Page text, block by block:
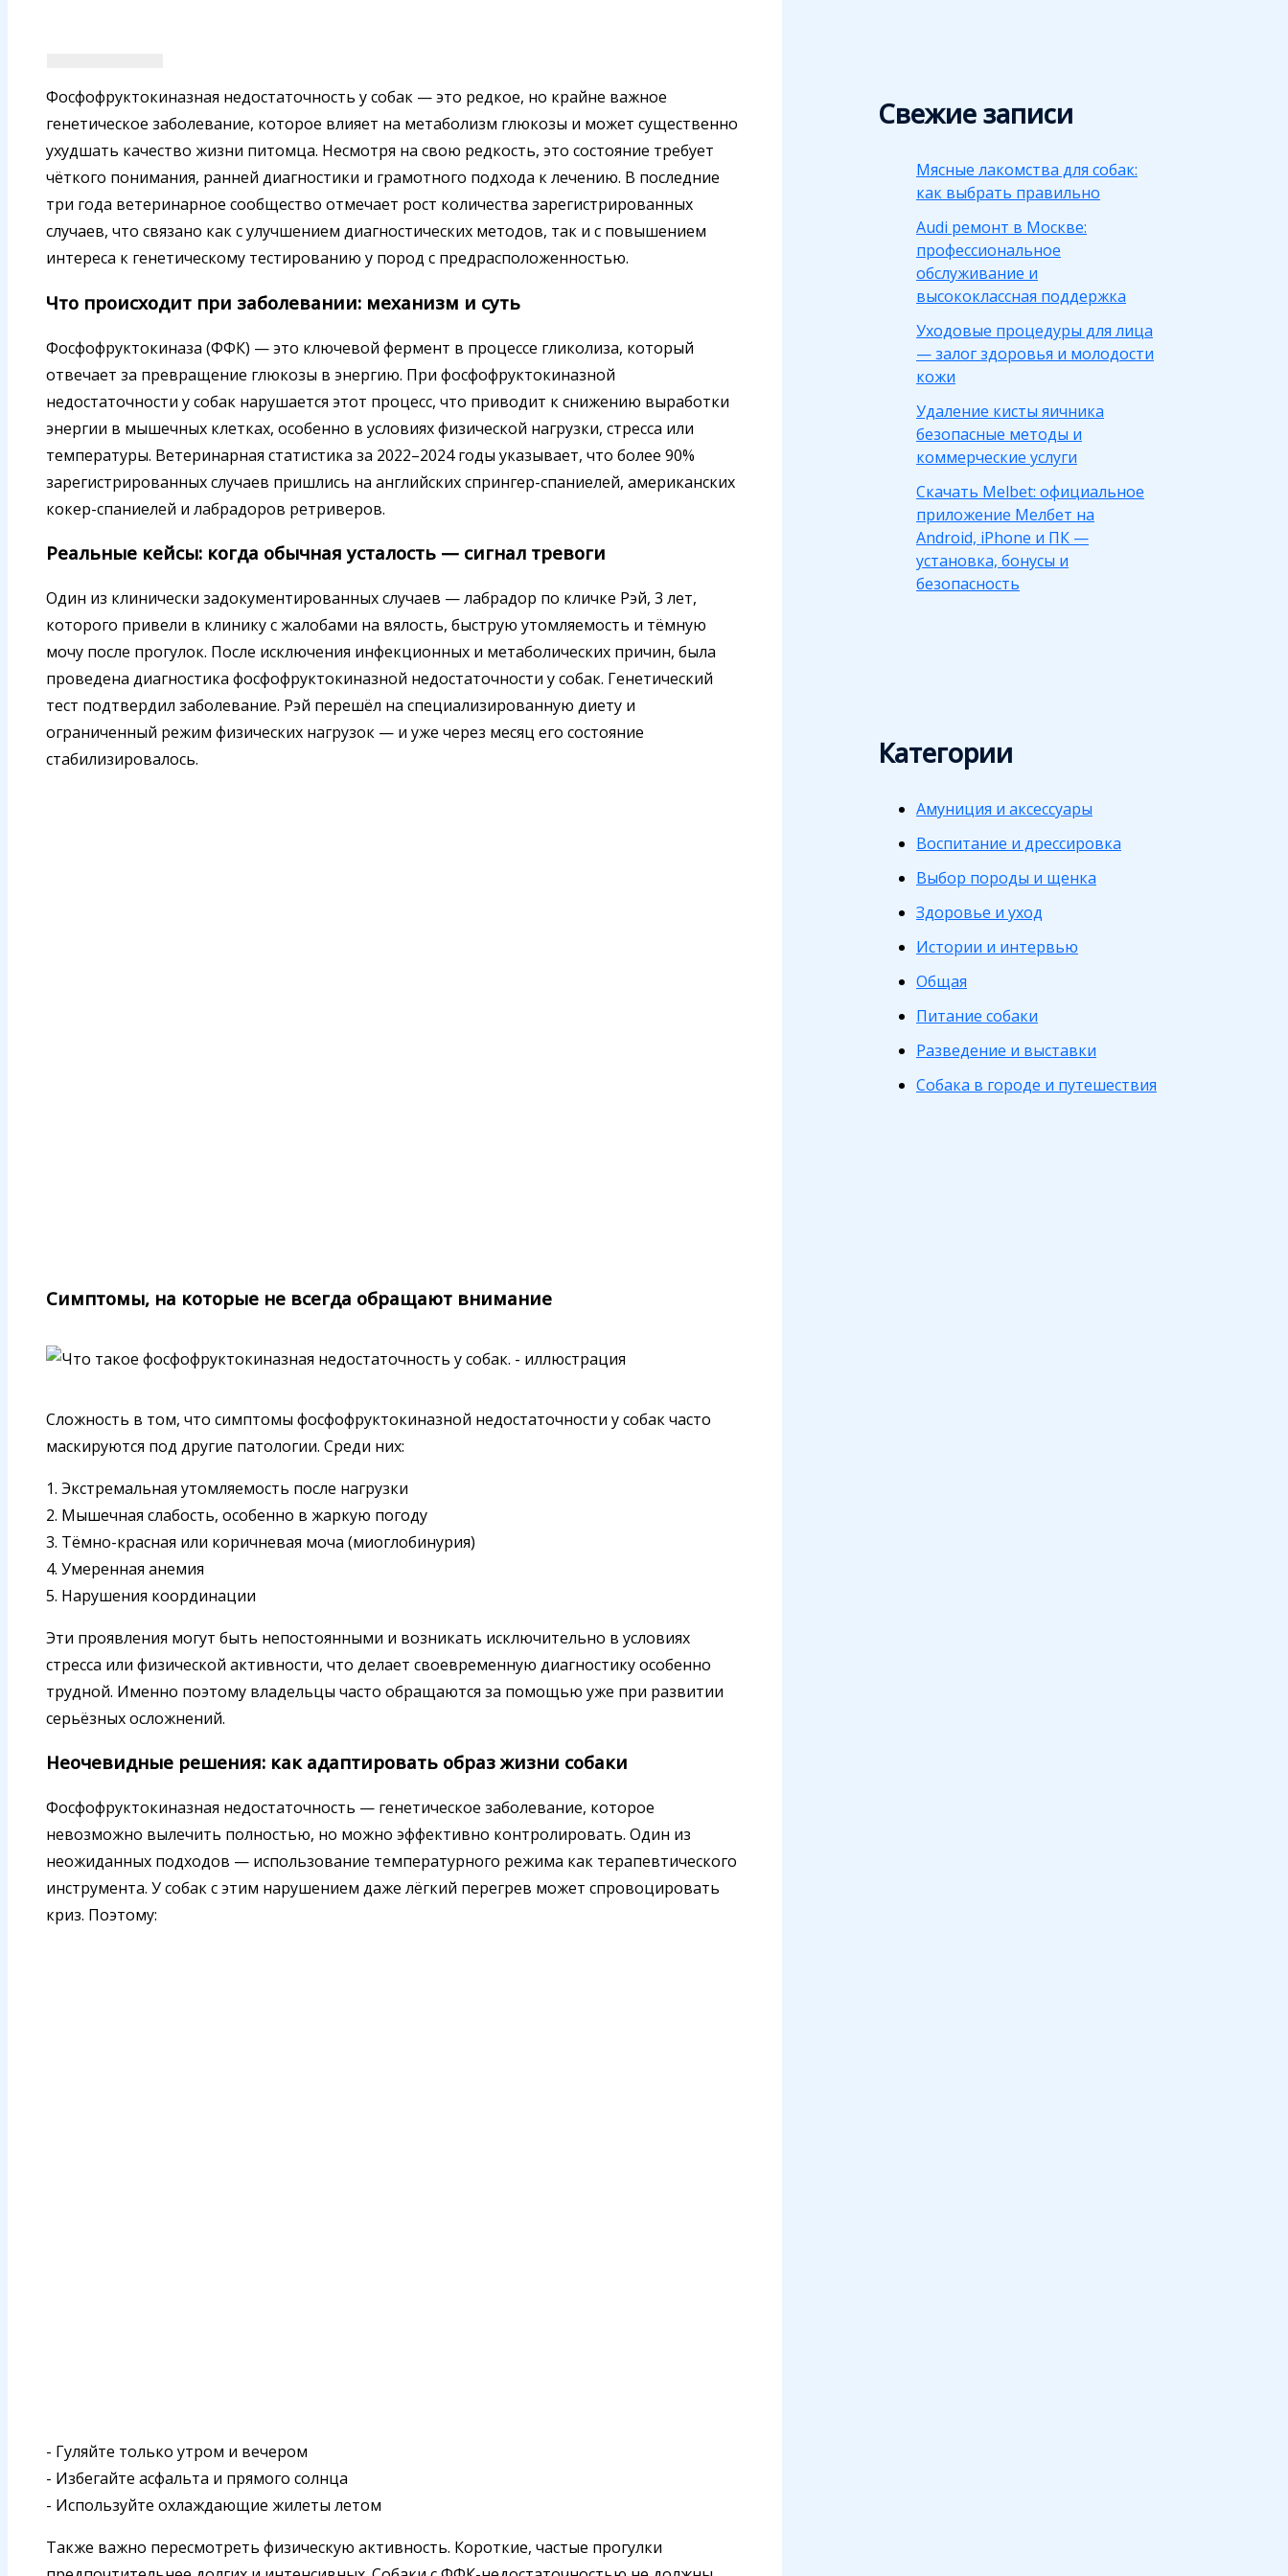
Фосфофруктокиназная недостаточность у собак — это редкое, но крайне важное
генетическое заболевание, которое влияет на метаболизм глюкозы и может существенно
ухудшать качество жизни питомца. Несмотря на свою редкость, это состояние требует
чёткого понимания, ранней диагностики и грамотного подхода к лечению. В последние
три года ветеринарное сообщество отмечает рост количества зарегистрированных
случаев, что связано как с улучшением диагностических методов, так и с повышением
интереса к генетическому тестированию у пород с предрасположенностью.
Что происходит при заболевании: механизм и суть
Фосфофруктокиназа (ФФК) — это ключевой фермент в процессе гликолиза, который
отвечает за превращение глюкозы в энергию. При фосфофруктокиназной
недостаточности у собак нарушается этот процесс, что приводит к снижению выработки
энергии в мышечных клетках, особенно в условиях физической нагрузки, стресса или
температуры. Ветеринарная статистика за 2022–2024 годы указывает, что более 90%
зарегистрированных случаев пришлись на английских спрингер-спаниелей, американских
кокер-спаниелей и лабрадоров ретриверов.
Реальные кейсы: когда обычная усталость — сигнал тревоги
Один из клинически задокументированных случаев — лабрадор по кличке Рэй, 3 лет,
которого привели в клинику с жалобами на вялость, быструю утомляемость и тёмную
мочу после прогулок. После исключения инфекционных и метаболических причин, была
проведена диагностика фосфофруктокиназной недостаточности у собак. Генетический
тест подтвердил заболевание. Рэй перешёл на специализированную диету и
ограниченный режим физических нагрузок — и уже через месяц его состояние
стабилизировалось.
Симптомы, на которые не всегда обращают внимание
Сложность в том, что симптомы фосфофруктокиназной недостаточности у собак часто
маскируются под другие патологии. Среди них:
1. Экстремальная утомляемость после нагрузки
2. Мышечная слабость, особенно в жаркую погоду
3. Тёмно-красная или коричневая моча (миоглобинурия)
4. Умеренная анемия
5. Нарушения координации
Эти проявления могут быть непостоянными и возникать исключительно в условиях
стресса или физической активности, что делает своевременную диагностику особенно
трудной. Именно поэтому владельцы часто обращаются за помощью уже при развитии
серьёзных осложнений.
Неочевидные решения: как адаптировать образ жизни собаки
Фосфофруктокиназная недостаточность — генетическое заболевание, которое
невозможно вылечить полностью, но можно эффективно контролировать. Один из
неожиданных подходов — использование температурного режима как терапевтического
инструмента. У собак с этим нарушением даже лёгкий перегрев может спровоцировать
криз. Поэтому:
- Гуляйте только утром и вечером
- Избегайте асфальта и прямого солнца
- Используйте охлаждающие жилеты летом
Также важно пересмотреть физическую активность. Короткие, частые прогулки
Свежие записи
Мясные лакомства для собак:
как выбрать правильно
Audi ремонт в Москве:
профессиональное
обслуживание и
высококлассная поддержка
Уходовые процедуры для лица
— залог здоровья и молодости
кожи
Удаление кисты яичника
безопасные методы и
коммерческие услуги
Скачать Melbet: официальное
приложение Мелбет на
Android, iPhone и ПК —
установка, бонусы и
безопасность
Категории
Амуниция и аксессуары
Воспитание и дрессировка
Выбор породы и щенка
Здоровье и уход
Истории и интервью
Общая
Питание собаки
Разведение и выставки
Собака в городе и путешествия